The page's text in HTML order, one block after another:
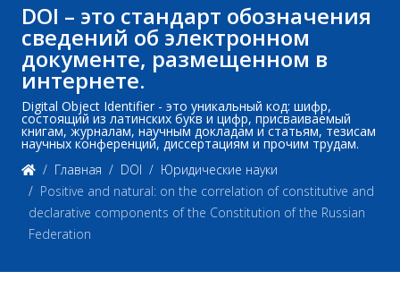
DOI – это стандарт обозначения
сведений об электронном
документе, размещенном в
интернете.
Digital Object Identifier - это уникальный код: шифр,
состоящий из латинских букв и цифр, присваиваемый
книгам, журналам, научным докладам и статьям, тезисам
научных конференций, диссертациям и прочим трудам.
Главная
DOI
Юридические науки
Positive and natural: on the correlation of constitutive and
declarative components of the Constitution of the Russian
Federation